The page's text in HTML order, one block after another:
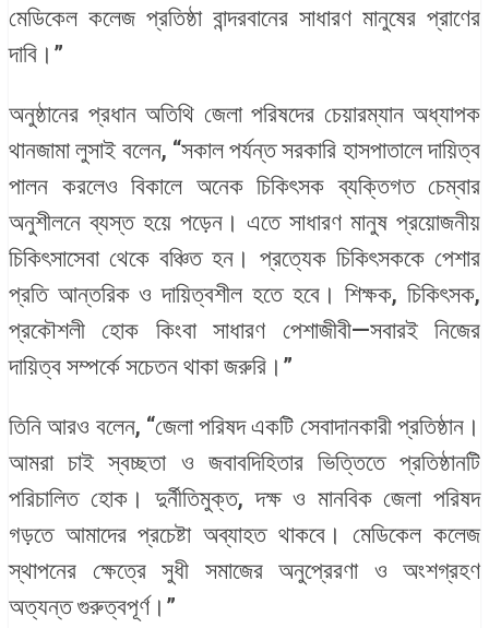
মেডিকেল কলেজ প্রতিষ্ঠা বান্দরবানের সাধারণ মানুষের প্রাণের
দাবি।”
অনুষ্ঠানের প্রধান অতিথি জেলা পরিষদের চেয়ারম্যান অধ্যাপক
থানজামা লুসাই বলেন, “সকাল পর্যন্ত সরকারি হাসপাতালে দায়িত্ব
পালন করলেও বিকালে অনেক চিকিৎসক ব্যক্তিগত চেম্বার
অনুশীলনে ব্যস্ত হয়ে পড়েন। এতে সাধারণ মানুষ প্রয়োজনীয়
চিকিৎসাসেবা থেকে বঞ্চিত হন। প্রত্যেক চিকিৎসককে পেশার
প্রতি আন্তরিক ও দায়িত্বশীল হতে হবে। শিক্ষক, চিকিৎসক,
প্রকৌশলী হোক কিংবা সাধারণ পেশাজীবী—সবারই নিজের
দায়িত্ব সম্পর্কে সচেতন থাকা জরুরি।”
তিনি আরও বলেন, “জেলা পরিষদ একটি সেবাদানকারী প্রতিষ্ঠান।
আমরা চাই স্বচ্ছতা ও জবাবদিহিতার ভিত্তিতে প্রতিষ্ঠানটি
পরিচালিত হোক। দুর্নীতিমুক্ত, দক্ষ ও মানবিক জেলা পরিষদ
গড়তে আমাদের প্রচেষ্টা অব্যাহত থাকবে। মেডিকেল কলেজ
স্থাপনের ক্ষেত্রে সুধী সমাজের অনুপ্রেরণা ও অংশগ্রহণ
অত্যন্ত গুরুত্বপূর্ণ।”